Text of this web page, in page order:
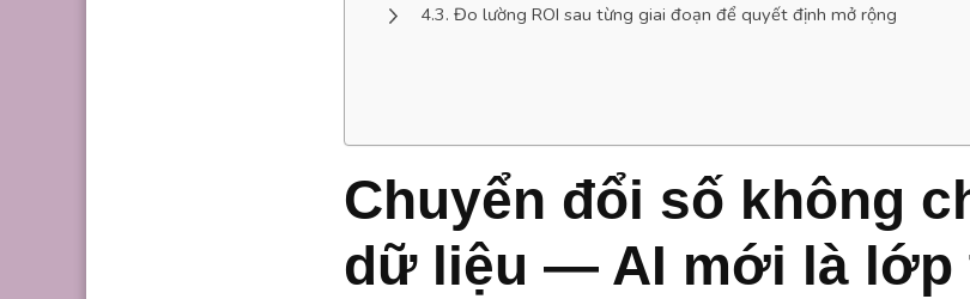
Đo lường ROI sau từng giai đoạn để quyết định mở rộng
Chuyển đổi số không
dữ liệu — AI mới là lớp